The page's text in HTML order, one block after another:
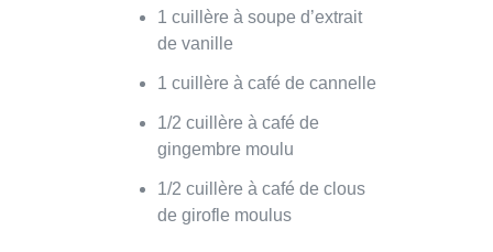
1 cuillère à soupe d’extrait
de vanille
1 cuillère à café de cannelle
1/2 cuillère à café de
gingembre moulu
1/2 cuillère à café de clous
de girofle moulus